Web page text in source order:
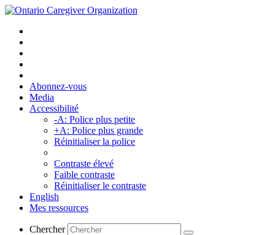
Abonnez-vous
Media
Accessibilité
-A: Police plus petite
+A: Police plus grande
Réinitialiser la police
Contraste élevé
Faible contraste
Réinitialiser le contraste
English
Mes ressources
Chercher